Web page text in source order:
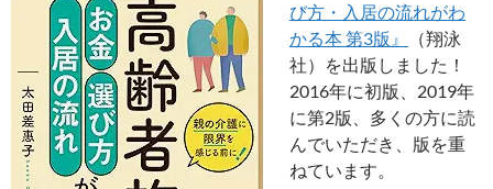
び方・入居の流れがわ
かる本 第3版』
（翔泳
社）を出版しました！
2016年に初版、2019年
に第2版、多くの方に読
んでいただき、版を重
ねています。